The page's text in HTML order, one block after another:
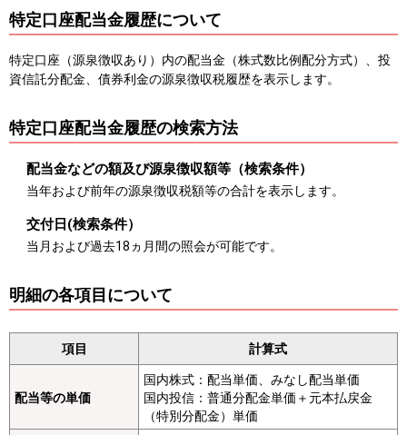
特定口座配当金履歴について
特定口座（源泉徴収あり）内の配当金（株式数比例配分方式）、投
資信託分配金、債券利金の源泉徴収税履歴を表示します。
特定口座配当金履歴の検索方法
配当金などの額及び源泉徴収額等（検索条件）
当年および前年の源泉徴収税額等の合計を表示します。
交付日(検索条件）
当月および過去18ヵ月間の照会が可能です。
明細の各項目について
項目 計算式
配当等の単価
国内株式：配当単価、みなし配当単価
国内投信：普通分配金単価＋元本払戻金
（特別分配金）単価